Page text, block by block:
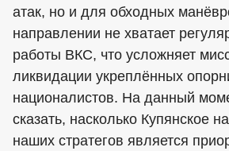
атак, но и для обходных
направлении не хватает
работы ВКС, что усложняет
ликвидации укреплённых
националистов. На данный
сказать, насколько Купянское
наших стратегов является